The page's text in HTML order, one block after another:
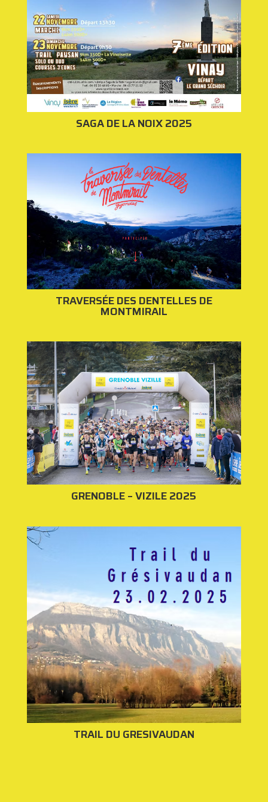
SAGA DE LA NOIX 2025
TRAVERSÉE DES DENTELLES DE
MONTMIRAIL
GRENOBLE – VIZILE 2025
TRAIL DU GRESIVAUDAN